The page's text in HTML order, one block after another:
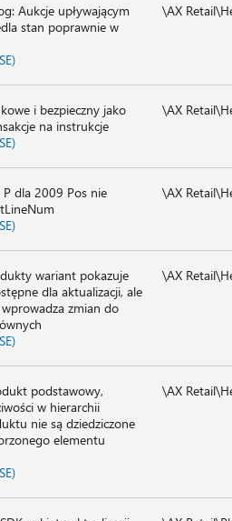
Aukcje upływającym
stan poprawnie w
\AX
i bezpieczny jako
na instrukcje
\AX
dla 2009 Pos nie
\AX
wariant pokazuje
dla aktualizacji, ale
zmian do
\AX
podstawowy,
w hierarchii
nie są dziedziczone
elementu
\AX